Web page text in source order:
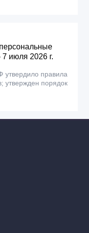
июля 2026 г.
утвердило правила
утвержден порядок